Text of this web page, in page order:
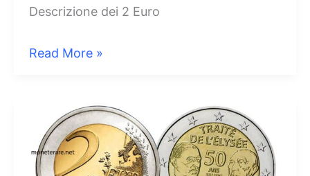
Descrizione dei 2 Euro
2
2014
Giornata
Read More »